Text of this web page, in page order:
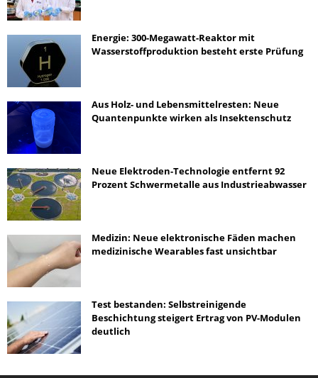
Energie: 300-Megawatt-Reaktor mit
Wasserstoffproduktion besteht erste Prüfung
Aus Holz- und Lebensmittelresten: Neue
Quantenpunkte wirken als Insektenschutz
Neue Elektroden-Technologie entfernt 92
Prozent Schwermetalle aus Industrieabwasser
Medizin: Neue elektronische Fäden machen
medizinische Wearables fast unsichtbar
Test bestanden: Selbstreinigende
Beschichtung steigert Ertrag von PV-Modulen
deutlich